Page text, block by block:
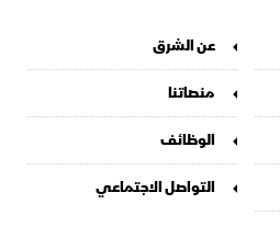
عن الشرق
منصاتنا
الوظائف
التواصل الاجتماعي